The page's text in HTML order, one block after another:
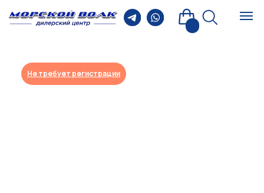
Не требует регистрации